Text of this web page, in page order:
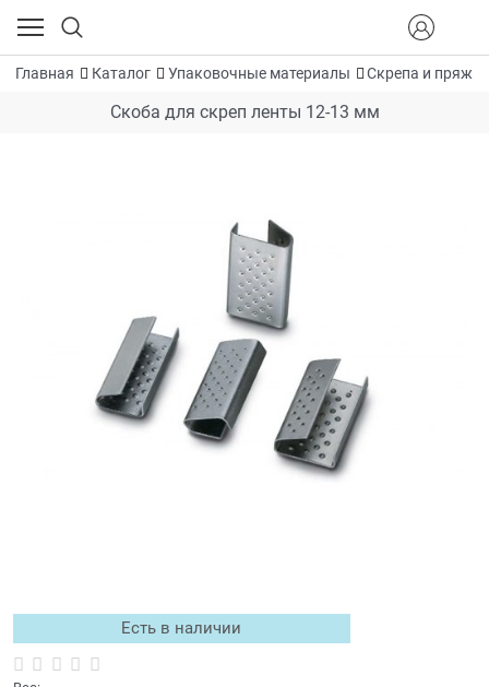
Главная Каталог Упаковочные материалы Скрепа и
Скоба для скреп ленты 12-13 мм
Есть в наличии